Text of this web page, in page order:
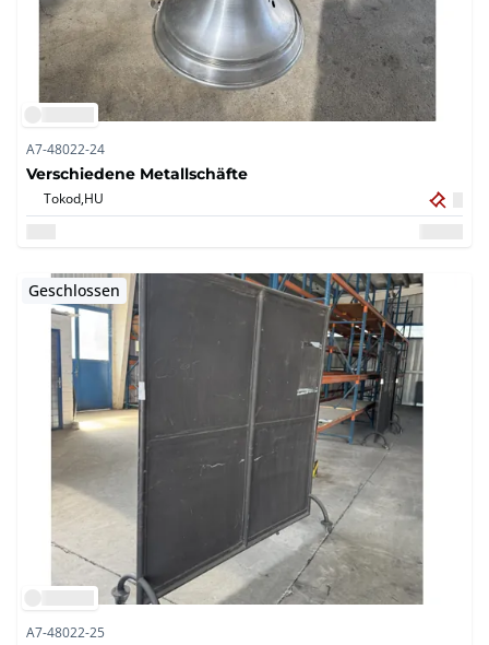
A7-48022-24
Verschiedene Metallschäfte
Tokod,HU
Geschlossen
A7-48022-25